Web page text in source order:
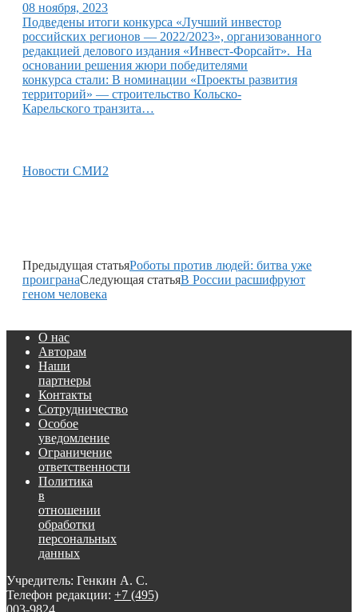
08 ноября, 2023
Подведены итоги конкурса «Лучший инвестор
российских регионов — 2022/2023», организованного
редакцией делового издания «Инвест-Форсайт». На
основании решения жюри победителями
конкурса стали: В номинации «Проекты развития
территорий» — строительство Кольско-
Карельского транзита…
Новости СМИ2
Предыдущая статьяРоботы против людей: битва уже
проигранаСледующая статьяВ России расшифруют
геном человека
О нас
Авторам
Наши
партнеры
Контакты
Сотрудничество
Особое
уведомление
Ограничение
ответственности
Политика
в
отношении
обработки
персональных
данных
Учредитель: Генкин А. С.
Телефон редакции: +7 (495)